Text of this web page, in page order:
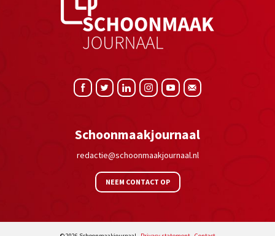
Schoonmaakjournaal
redactie@schoonmaakjournaal.nl
NEEM CONTACT OP